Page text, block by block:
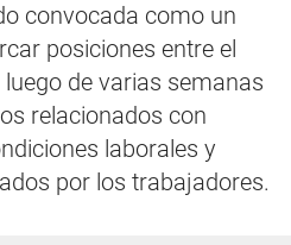
convocada como un
posiciones entre el
de varias semanas
relacionados con
laborales y
por los trabajadores.